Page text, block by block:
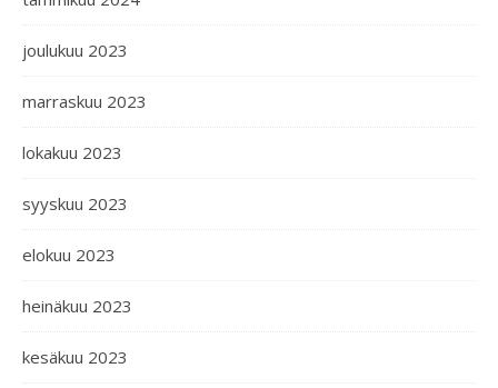
joulukuu 2023
marraskuu 2023
lokakuu 2023
syyskuu 2023
elokuu 2023
heinäkuu 2023
kesäkuu 2023